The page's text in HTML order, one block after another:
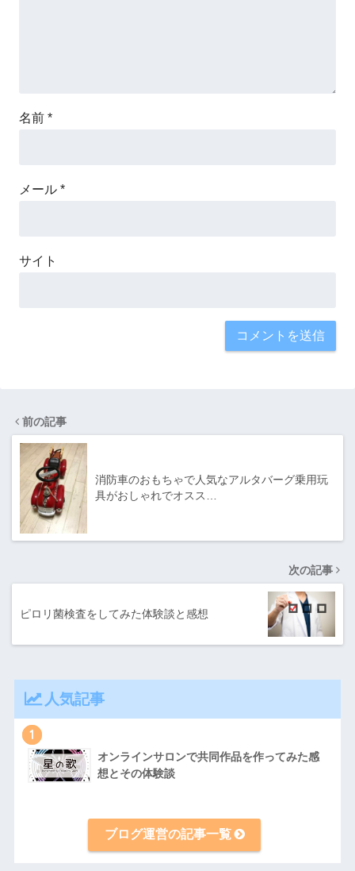
名前 *
メール *
サイト
前の記事
消防車のおもちゃで人気なアルタバーグ乗用玩
具がおしゃれでオスス…
次の記事
ピロリ菌検査をしてみた体験談と感想
人気記事
1
オンラインサロンで共同作品を作ってみた感
想とその体験談
ブログ運営の記事一覧